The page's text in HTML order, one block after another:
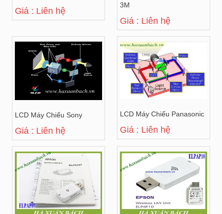
Giá : Liên hệ
3M
Giá : Liên hệ
LCD Máy Chiếu Sony
Giá : Liên hệ
LCD Máy Chiếu Panasonic
Giá : Liên hệ